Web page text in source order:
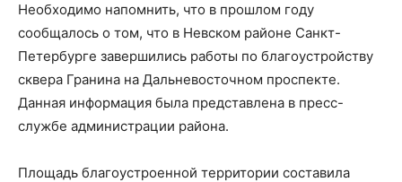
Необходимо напомнить, что в прошлом году
сообщалось о том, что в Невском районе Санкт-
Петербурге завершились работы по благоустройству
сквера Гранина на Дальневосточном проспекте.
Данная информация была представлена в пресс-
службе администрации района.
Площадь благоустроенной территории составила